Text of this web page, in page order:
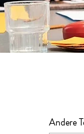
Andere